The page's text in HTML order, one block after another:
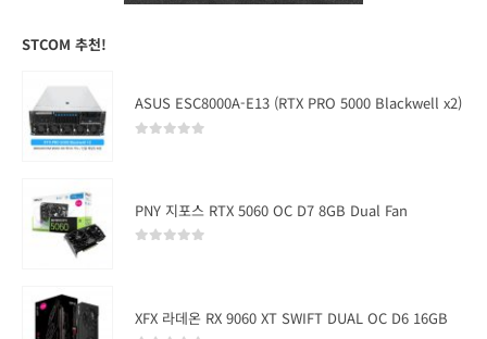
STCOM 추천!
ASUS ESC8000A-E13 (RTX PRO 5000 Blackwell x2)
PNY 지포스 RTX 5060 OC D7 8GB Dual Fan
XFX 라데온 RX 9060 XT SWIFT DUAL OC D6 16GB